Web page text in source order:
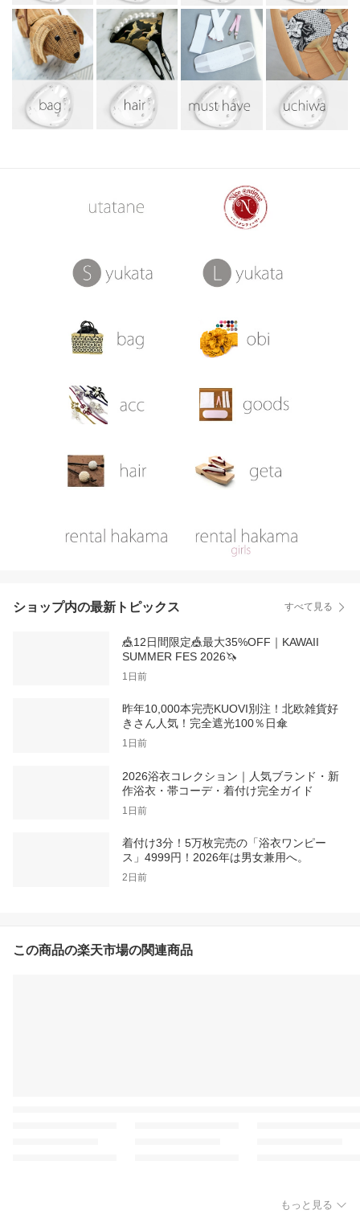
ショップ内の最新トピックス すべて見る
🎪12日間限定🎪最大35%OFF｜KAWAII
SUMMER FES 2026🦄
1日前
昨年10,000本完売KUOVI別注！北欧雑貨好
きさん人気！完全遮光100％日傘
1日前
2026浴衣コレクション｜人気ブランド・新
作浴衣・帯コーデ・着付け完全ガイド
1日前
着付け3分！5万枚完売の「浴衣ワンピー
ス」4999円！2026年は男女兼用へ。
2日前
この商品の楽天市場の関連商品
もっと見る